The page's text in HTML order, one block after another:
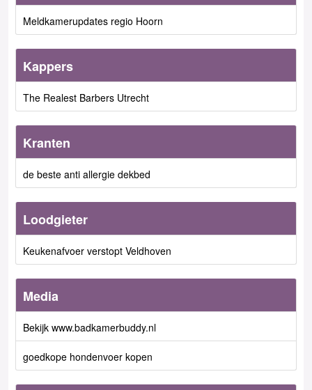
Meldkamerupdates regio Hoorn
Kappers
The Realest Barbers Utrecht
Kranten
de beste anti allergie dekbed
Loodgieter
Keukenafvoer verstopt Veldhoven
Media
Bekijk www.badkamerbuddy.nl
goedkope hondenvoer kopen